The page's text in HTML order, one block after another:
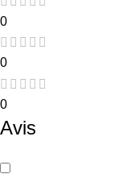
0
0
0
Avis